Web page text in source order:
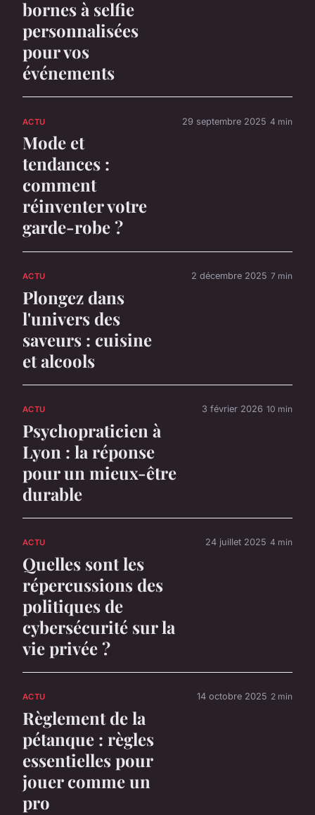
bornes à selfie
personnalisées
pour vos
événements
ACTU
Mode et
tendances :
comment
réinventer votre
garde-robe ?
29 septembre 2025 4 min
ACTU
Plongez dans
l'univers des
saveurs : cuisine
et alcools
2 décembre 2025 7 min
ACTU
Psychopraticien à
Lyon : la réponse
pour un mieux-être
durable
3 février 2026 10 min
ACTU
Quelles sont les
répercussions des
politiques de
cybersécurité sur la
vie privée ?
24 juillet 2025 4 min
ACTU
Règlement de la
pétanque : règles
essentielles pour
jouer comme un
pro
14 octobre 2025 2 min